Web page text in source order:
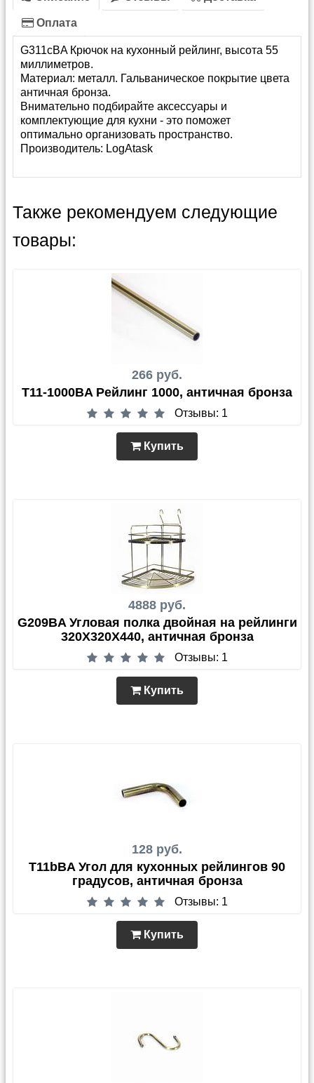
Оплата
G311сBA Крючок на кухонный рейлинг, высота 55
миллиметров.
Материал: металл. Гальваническое покрытие цвета
античная бронза.
Внимательно подбирайте аксессуары и
комплектующие для кухни - это поможет
оптимально организовать пространство.
Производитель: LogAtask
Также рекомендуем следующие
товары:
266 руб.
T11-1000BA Рейлинг 1000, античная бронза
Отзывы: 1
Купить
4888 руб.
G209BA Угловая полка двойная на рейлинги
320X320X440, античная бронза
Отзывы: 1
Купить
128 руб.
T11bBA Угол для кухонных рейлингов 90
градусов, античная бронза
Отзывы: 1
Купить